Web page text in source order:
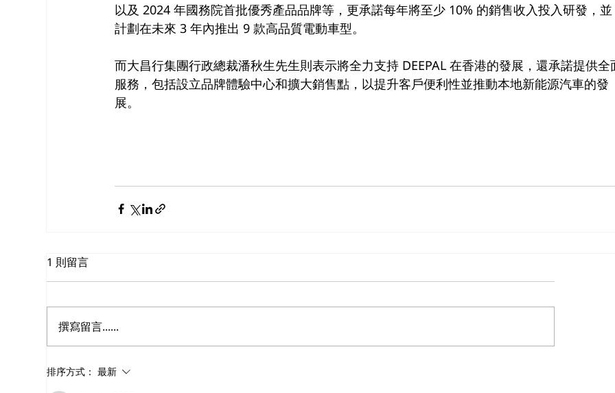
以及 2024 年國務院首批優秀產品品牌等，更承諾每年將至少 10% 的銷售收入投入研發，並
計劃在未來 3 年內推出 9 款高品質電動車型。
而大昌行集團行政總裁潘秋生先生則表示將全力支持 DEEPAL 在香港的發展，還承諾提供全
服務，包括設立品牌體驗中心和擴大銷售點，以提升客戶便利性並推動本地新能源汽車的發
展。
1 則留言
撰寫留言......
排序方式： 最新